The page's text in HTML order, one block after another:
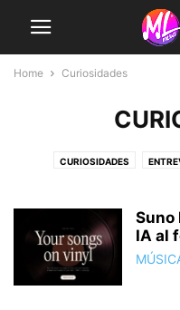
Home Curiosidades
CURIOSIDADES
NOTAS DE PRENSA
Suno
IA al